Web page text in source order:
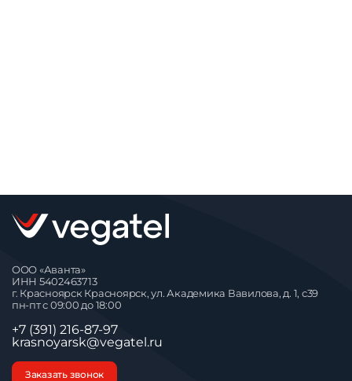
ООО «Аванта»
ИНН 5402463713
г. Красноярск Красноярск, ул. Академика Вавилова, д. 1, с39
пн-пт с 09:00 до 18:00
+7 (391) 216-87-97
krasnoyarsk@vegatel.ru
Заказать звонок